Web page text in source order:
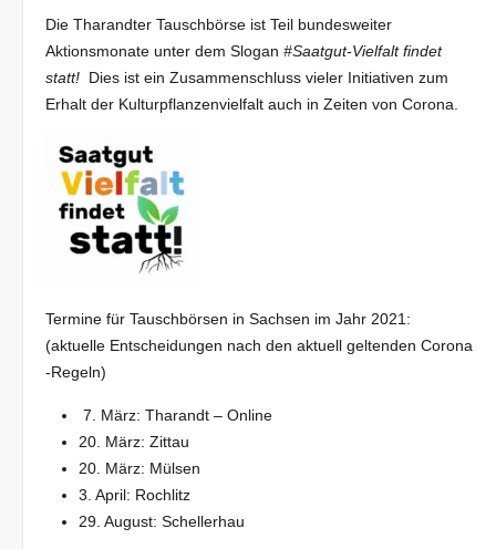
Die Tharandter Tauschbörse ist Teil bundesweiter
Aktionsmonate unter dem Slogan#Saatgut-Vielfalt findet
statt! Dies ist ein Zusammenschluss vieler Initiativen zum
Erhalt der Kulturpflanzenvielfalt auch in Zeiten von Corona.
Termine für Tauschbörsen in Sachsen im Jahr 2021:
(aktuelle Entscheidungen nach den aktuell geltenden Corona
-Regeln)
7. März: Tharandt – Online
20. März: Zittau
20. März: Mülsen
3. April: Rochlitz
29. August: Schellerhau